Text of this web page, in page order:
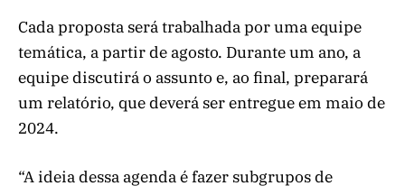
Cada proposta será trabalhada por uma equipe
temática, a partir de agosto. Durante um ano, a
equipe discutirá o assunto e, ao final, preparará
um relatório, que deverá ser entregue em maio de
2024.
“A ideia dessa agenda é fazer subgrupos de